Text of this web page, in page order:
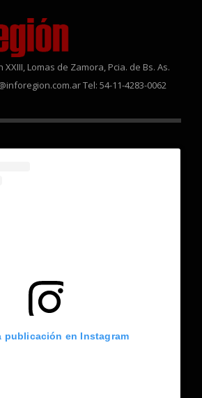
XXIII, Lomas de Zamora, Pcia. de Bs. As.
Tel: 54-11-4283-0062
publicación en Instagram